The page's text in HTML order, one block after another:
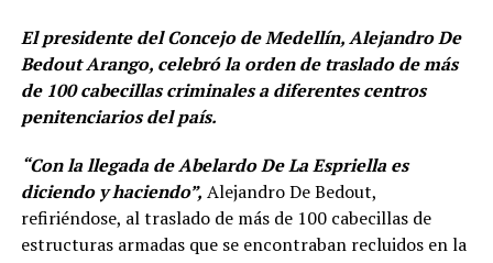
El presidente del Concejo de Medellín, Alejandro De
Bedout Arango, celebró la orden de traslado de más
de 100 cabecillas criminales a diferentes centros
penitenciarios del país.
“Con la llegada de Abelardo De La Espriella es
diciendo y haciendo”, Alejandro De Bedout,
refiriéndose, al traslado de más de 100 cabecillas de
estructuras armadas que se encontraban recluidos en la